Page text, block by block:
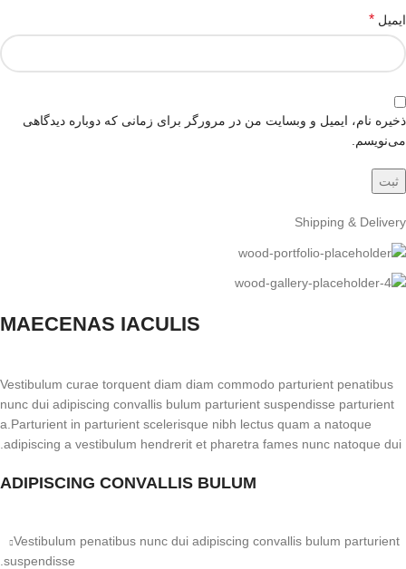
ایمیل *
ذخیره نام، ایمیل و وبسایت من در مرورگر برای زمانی که دوباره دیدگاهی
می‌نویسم.
Shipping & Delivery
MAECENAS IACULIS
Vestibulum curae torquent diam diam commodo parturient penatibus
nunc dui adipiscing convallis bulum parturient suspendisse parturient
a.Parturient in parturient scelerisque nibh lectus quam a natoque
adipiscing a vestibulum hendrerit et pharetra fames nunc natoque dui.
ADIPISCING CONVALLIS BULUM
Vestibulum penatibus nunc dui adipiscing convallis bulum parturient
suspendisse.